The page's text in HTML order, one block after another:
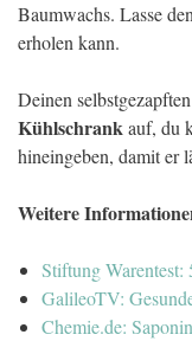
Baumwachs. Lasse
erholen kann.
Deinen
Kühlschrankauf, du
hineingeben, damit er
Weitere
Stiftung Warentest:
GalileoTV:
Chemie.de: